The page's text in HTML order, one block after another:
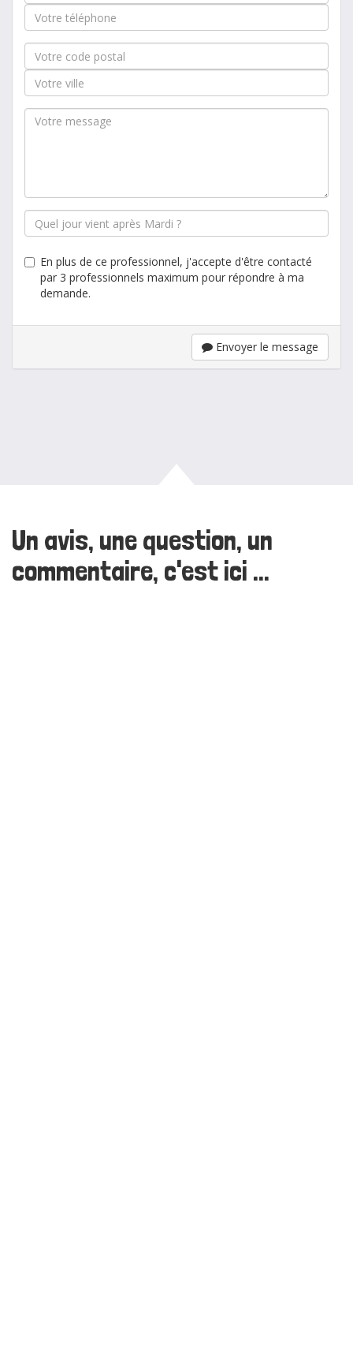
En plus de ce professionnel, j'accepte d'être contacté
par 3 professionnels maximum pour répondre à ma
demande.
Envoyer le message
Un avis, une question, un
commentaire, c'est ici ...